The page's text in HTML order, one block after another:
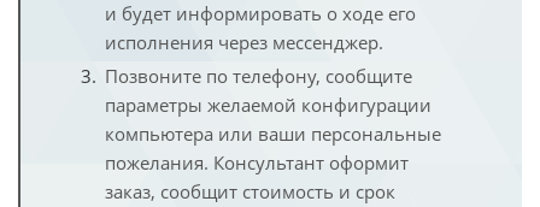
и будет информировать о ходе его
исполнения через мессенджер.
Позвоните по телефону, сообщите
параметры желаемой конфигурации
компьютера или ваши персональные
пожелания. Консультант оформит
заказ, сообщит стоимость и срок